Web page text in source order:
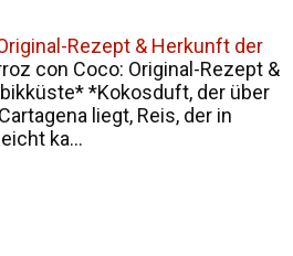
Rezept & Herkunft der
con Coco: Original-Rezept &
*Kokosduft, der über
liegt, Reis, der in
ka...